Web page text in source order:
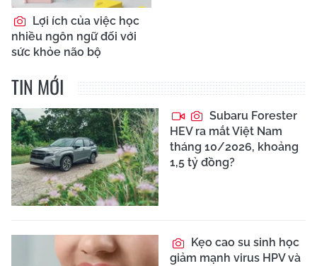
Lợi ích của việc học
nhiều ngôn ngữ đối với
sức khỏe não bộ
TIN MỚI
Subaru Forester
HEV ra mắt Việt Nam
tháng 10/2026, khoảng
1,5 tỷ đồng?
Kẹo cao su sinh học
giảm mạnh virus HPV và